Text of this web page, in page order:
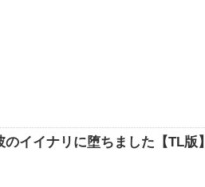
イイナリに堕ちました【TL版】